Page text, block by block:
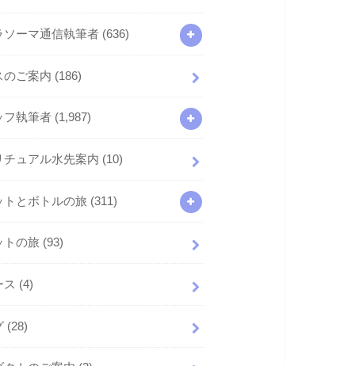
ソーマ通信執筆者 (636)
のご案内 (186)
フ執筆者 (1,987)
チュアル水先案内 (10)
トとボトルの旅 (311)
トの旅 (93)
ス (4)
(28)